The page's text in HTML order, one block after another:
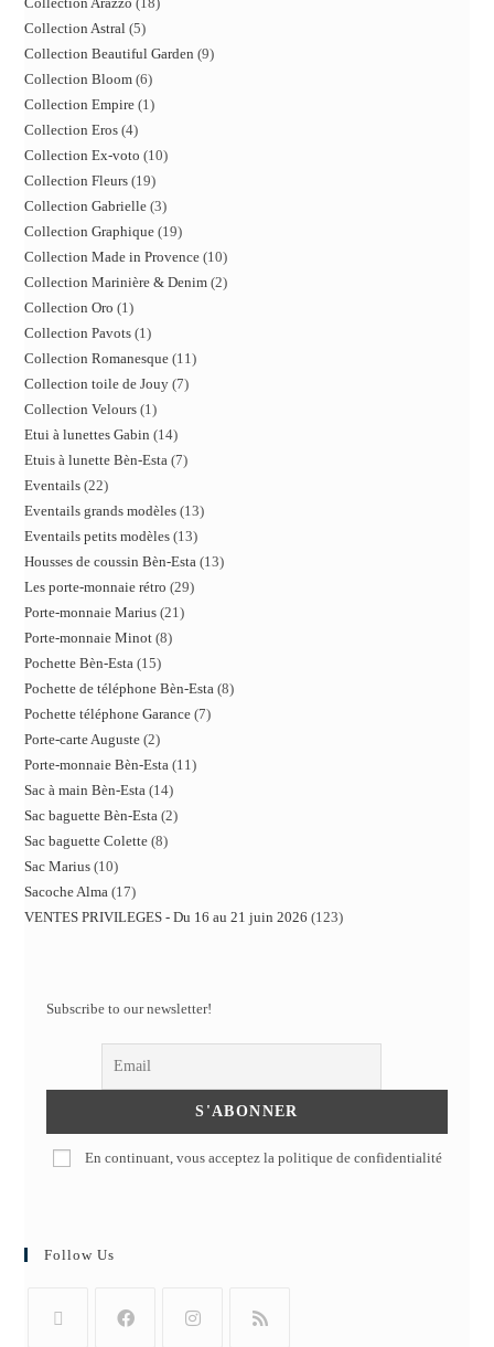
Collection Astral 5
Collection Beautiful Garden 9
Collection Bloom 6
Collection Empire 1
Collection Eros 4
Collection Ex-voto 10
Collection Fleurs 19
Collection Gabrielle 3
Collection Graphique 19
Collection Made in Provence 10
Collection Marinière & Denim 2
Collection Oro 1
Collection Pavots 1
Collection Romanesque 11
Collection toile de Jouy 7
Collection Velours 1
Etui à lunettes Gabin 14
Etuis à lunette Bèn-Esta 7
Eventails 22
Eventails grands modèles 13
Eventails petits modèles 13
Housses de coussin Bèn-Esta 13
Les porte-monnaie rétro 29
Porte-monnaie Marius 21
Porte-monnaie Minot 8
Pochette Bèn-Esta 15
Pochette de téléphone Bèn-Esta 8
Pochette téléphone Garance 7
Porte-carte Auguste 2
Porte-monnaie Bèn-Esta 11
Sac à main Bèn-Esta 14
Sac baguette Bèn-Esta 2
Sac baguette Colette 8
Sac Marius 10
Sacoche Alma 17
VENTES PRIVILEGES - Du 16 au 21 juin 2026 123
Subscribe to our newsletter!
En continuant, vous acceptez la politique de confidentialité
Follow Us